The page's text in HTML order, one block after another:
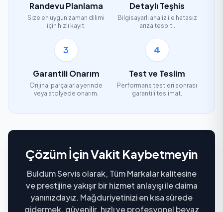
Randevu Planlama
Size en uygun zaman dilimi
için hızlı kayıt.
Detaylı Teşhis
Bilgisayarlı analiz ile hatasız
arıza tespiti.
3
Garantili Onarım
Orijinal parçalarla yerinde
veya atölyede onarım.
4
Test ve Teslim
Performans testleri sonrası
garantili teslimat.
Çözüm İçin Vakit Kaybetmeyin
Buldum Servis olarak, Tüm Markalar kalitesine
ve prestijine yakışır bir hizmet anlayışı ile daima
yanınızdayız. Mağduriyetinizi en kısa sürede
gidermek, güvenilir, hızlı ve profesyonel beyaz